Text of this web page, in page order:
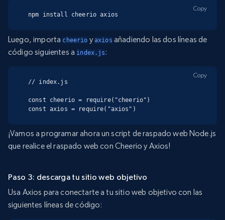
npm install cheerio axios
Copy
Luego, importa cheerio yaxios añadiendo las dos líneas de
código siguientes a index.js :
// index.js
const cheerio = require("cheerio")
const axios = require("axios")
Copy
¡Vamos a programar ahora un script de raspado web Node.js
que realice el raspado web con Cheerio y Axios!
Paso 3: descarga tu sitio web objetivo
Usa Axios para conectarte a tu sitio web objetivo con las
siguientes líneas de código: